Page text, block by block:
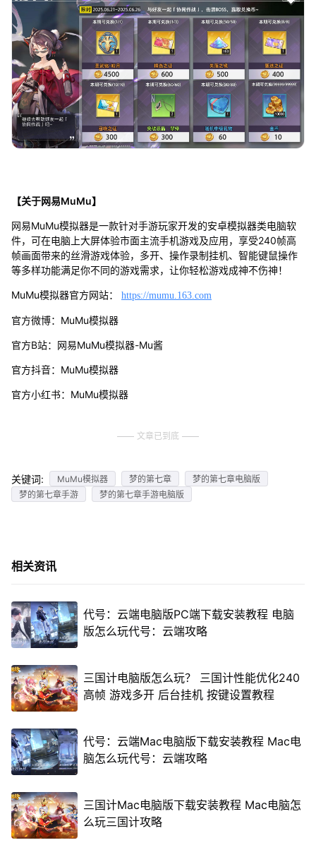
【关于网易MuMu】
网易MuMu模拟器是一款针对手游玩家开发的安卓模拟器类电脑软
件，可在电脑上大屏体验市面主流手机游戏及应用，享受240帧高
帧画面带来的丝滑游戏体验，多开、操作录制挂机、智能键鼠操作
等多样功能满足你不同的游戏需求，让你轻松游戏成神不伤神！
MuMu模拟器官方网站： https://mumu.163.com
官方微博：MuMu模拟器
官方B站：网易MuMu模拟器-Mu酱
官方抖音：MuMu模拟器
官方小红书：MuMu模拟器
文章已到底
关键词: MuMu模拟器 梦的第七章
梦的第七章电脑版
梦的第七章手游
梦的第七章手游电脑版
相关资讯
代号：云端电脑版PC端下载安装教程 电脑
版怎么玩代号：云端攻略
三国计电脑版怎么玩？ 三国计性能优化240
高帧 游戏多开 后台挂机 按键设置教程
代号：云端Mac电脑版下载安装教程 Mac电
脑怎么玩代号：云端攻略
三国计Mac电脑版下载安装教程 Mac电脑怎
么玩三国计攻略